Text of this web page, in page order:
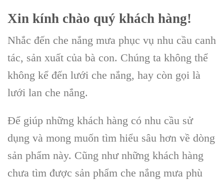
Xin kính chào quý khách hàng!
Nhắc đến che nắng mưa phục vụ nhu cầu canh
tác, sản xuất của bà con. Chúng ta không thể
không kể đến lưới che nắng, hay còn gọi là
lưới lan che nắng.
Để giúp những khách hàng có nhu cầu sử
dụng và mong muốn tìm hiểu sâu hơn về dòng
sản phẩm này. Cũng như những khách hàng
chưa tìm được sản phẩm che nắng mưa phù